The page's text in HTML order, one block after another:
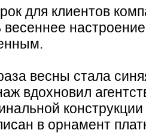
для клиентов
весны стала
вдохновил
в орнамент